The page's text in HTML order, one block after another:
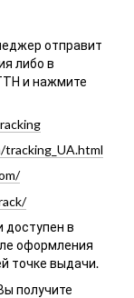
отправит
либо в
и нажмите
доступен в
оформления
точке выдачи.
получите